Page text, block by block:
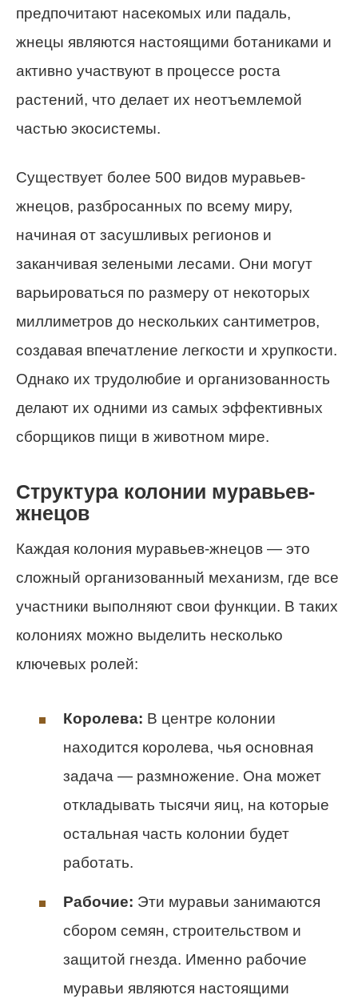
предпочитают насекомых или падаль,
жнецы являются настоящими ботаниками и
активно участвуют в процессе роста
растений, что делает их неотъемлемой
частью экосистемы.
Существует более 500 видов муравьев-
жнецов, разбросанных по всему миру,
начиная от засушливых регионов и
заканчивая зелеными лесами. Они могут
варьироваться по размеру от некоторых
миллиметров до нескольких сантиметров,
создавая впечатление легкости и хрупкости.
Однако их трудолюбие и организованность
делают их одними из самых эффективных
сборщиков пищи в животном мире.
Структура колонии муравьев-
жнецов
Каждая колония муравьев-жнецов — это
сложный организованный механизм, где все
участники выполняют свои функции. В таких
колониях можно выделить несколько
ключевых ролей:
Королева: В центре колонии
находится королева, чья основная
задача — размножение. Она может
откладывать тысячи яиц, на которые
остальная часть колонии будет
работать.
Рабочие: Эти муравьи занимаются
сбором семян, строительством и
защитой гнезда. Именно рабочие
муравьи являются настоящими